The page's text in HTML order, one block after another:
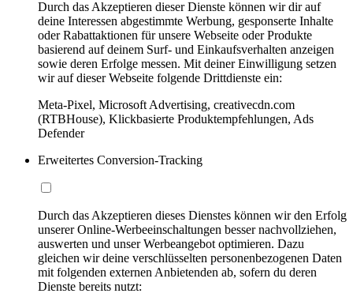
Durch das Akzeptieren dieser Dienste können wir dir auf
deine Interessen abgestimmte Werbung, gesponserte Inhalte
oder Rabattaktionen für unsere Webseite oder Produkte
basierend auf deinem Surf- und Einkaufsverhalten anzeigen
sowie deren Erfolge messen. Mit deiner Einwilligung setzen
wir auf dieser Webseite folgende Drittdienste ein:
Meta-Pixel, Microsoft Advertising, creativecdn.com
(RTBHouse), Klickbasierte Produktempfehlungen, Ads
Defender
Erweitertes Conversion-Tracking
Durch das Akzeptieren dieses Dienstes können wir den Erfolg
unserer Online-Werbeeinschaltungen besser nachvollziehen,
auswerten und unser Werbeangebot optimieren. Dazu
gleichen wir deine verschlüsselten personenbezogenen Daten
mit folgenden externen Anbietenden ab, sofern du deren
Dienste bereits nutzt: